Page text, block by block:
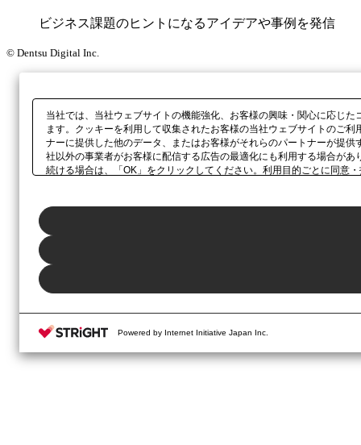
ビジネス課題のヒントになるアイデアや事例を発信
© Dentsu Digital Inc.
当社では、当社ウェブサイトの機能強化、お客様の興味・関心に応じ
ます。クッキーを利用して収集されたお客様の当社ウェブサイトのご
ナーに提供した他のデータ、またはお客様がそれらのパートナーが提
社以外の事業者がお客様に配信する広告の最適化にも利用する場合が
続ける場合は、「OK」をクリックしてください。利用目的ごとに同意
Powered by Internet Initiative Japan Inc.